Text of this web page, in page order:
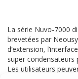
La série Nuvo-7000
brevetées par
d’extension,
super
Les utilisateurs